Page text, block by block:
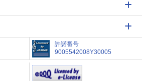
許諾番号
9005542008Y30005